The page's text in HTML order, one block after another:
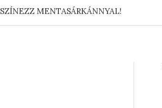
SZÍNEZZ MENTASÁRKÁNNYAL!